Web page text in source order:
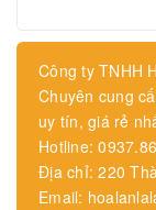
Công ty TNHH
Chuyên cung
uy tín, giá rẻ
Hotline:
Địa chỉ: 220
Email: